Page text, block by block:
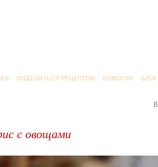
ПОДЕЛИТЬСЯ РЕЦЕПТОМ НОВОСТИ БЛОГ
с овощами